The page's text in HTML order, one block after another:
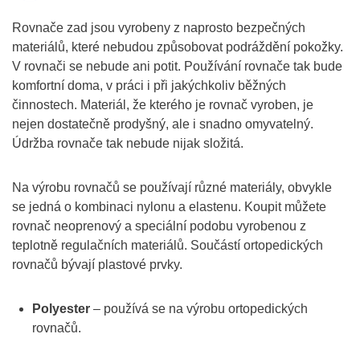
Rovnače zad jsou vyrobeny z naprosto bezpečných
materiálů, které nebudou způsobovat podráždění pokožky.
V rovnači se nebude ani potit. Používání rovnače tak bude
komfortní doma, v práci i při jakýchkoliv běžných
činnostech. Materiál, že kterého je rovnač vyroben, je
nejen dostatečně prodyšný, ale i snadno omyvatelný.
Údržba rovnače tak nebude nijak složitá.
Na výrobu rovnačů se používají různé materiály, obvykle
se jedná o kombinaci nylonu a elastenu. Koupit můžete
rovnač neoprenový a speciální podobu vyrobenou z
teplotně regulačních materiálů. Součástí ortopedických
rovnačů bývají plastové prvky.
Polyester – používá se na výrobu ortopedických
rovnačů.